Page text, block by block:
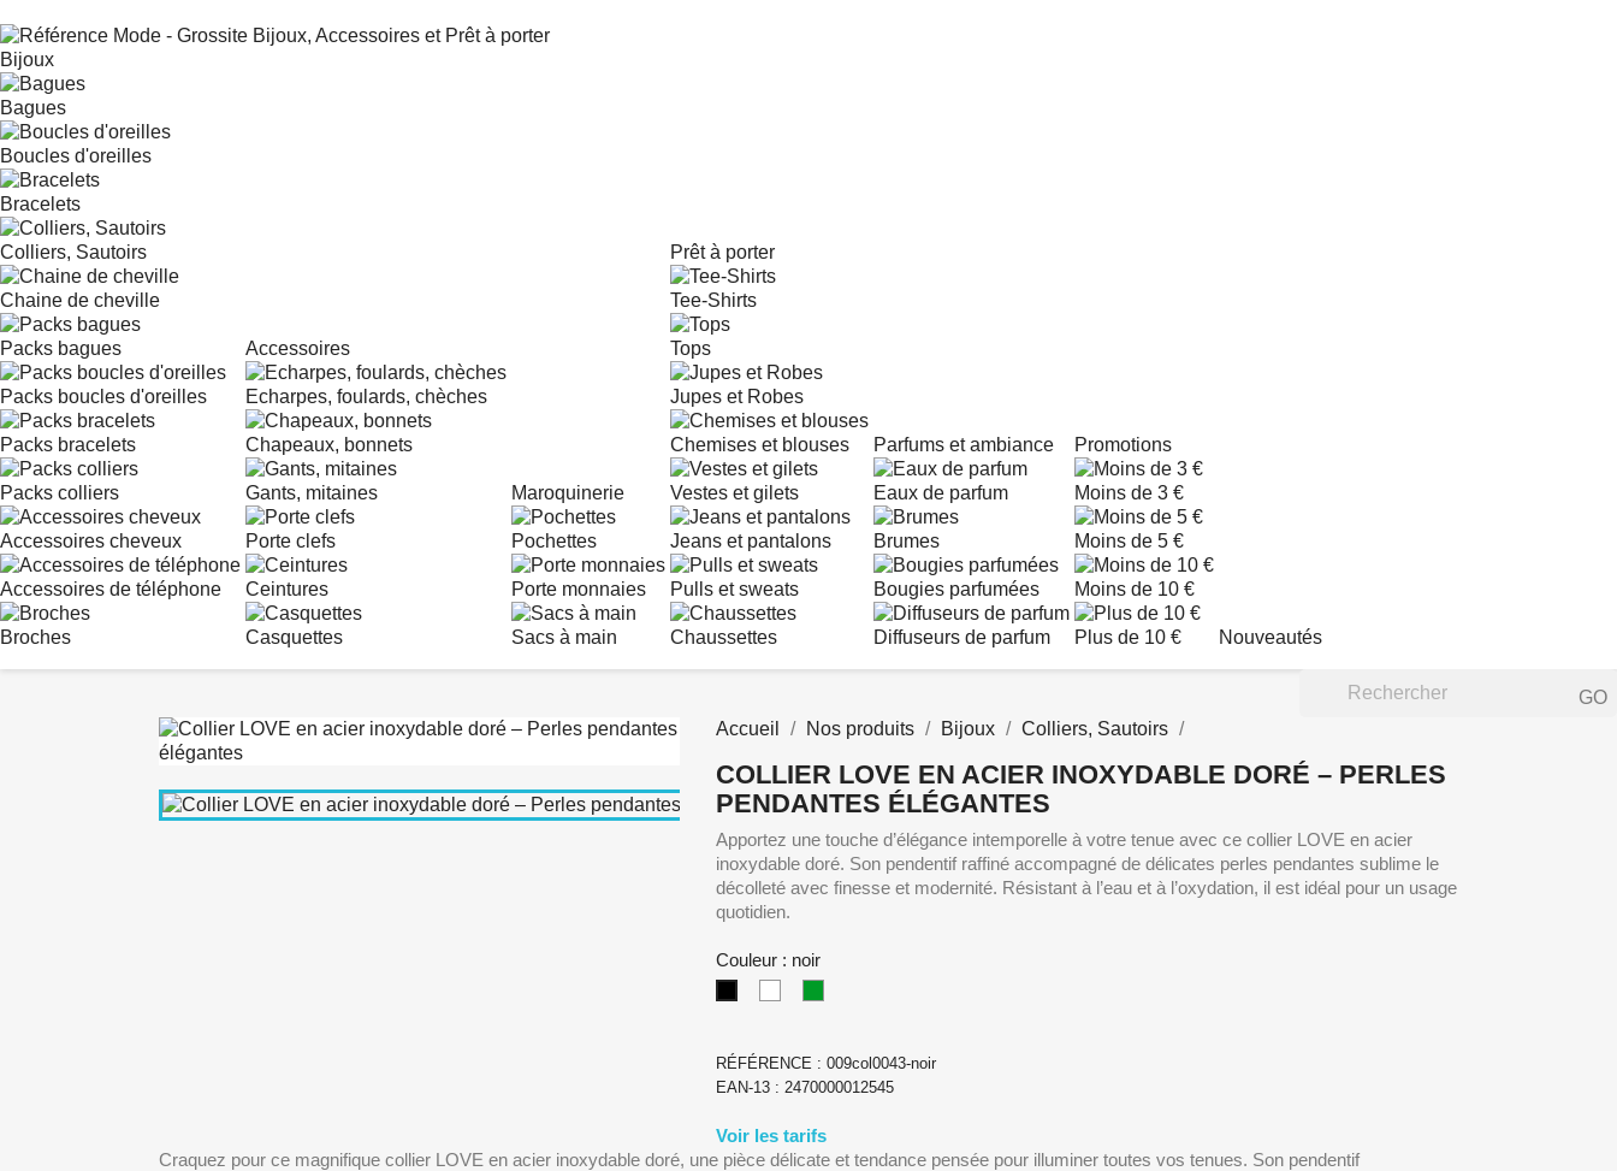
Bijoux
Bagues
Boucles d'oreilles
Bracelets
Colliers, Sautoirs
Chaine de cheville
Packs bagues
Packs boucles d'oreilles
Packs bracelets
Packs colliers
Accessoires cheveux
Accessoires de téléphone
Broches
Accessoires
Echarpes, foulards, chèches
Chapeaux, bonnets
Gants, mitaines
Porte clefs
Ceintures
Casquettes
Maroquinerie
Pochettes
Porte monnaies
Sacs à main
Prêt à porter
Tee-Shirts
Tops
Jupes et Robes
Chemises et blouses
Vestes et gilets
Jeans et pantalons
Pulls et sweats
Chaussettes
Parfums et ambiance
Eaux de parfum
Brumes
Bougies parfumées
Diffuseurs de parfum
Promotions
Moins de 3 €
Moins de 5 €
Moins de 10 €
Plus de 10 € Nouveautés
GO
Accueil
Nos produits Bijoux Colliers, Sautoirs
COLLIER LOVE EN ACIER INOXYDABLE DORÉ – PERLES
PENDANTES ÉLÉGANTES
Apportez une touche d’élégance intemporelle à votre tenue avec ce collier LOVE en acier
inoxydable doré. Son pendentif raffiné accompagné de délicates perles pendantes sublime le
décolleté avec finesse et modernité. Résistant à l’eau et à l’oxydation, il est idéal pour un usage
quotidien.
Couleur : noir
RÉFÉRENCE : 009col0043-noir
EAN-13 : 2470000012545
Voir les tarifs
Craquez pour ce magnifique collier LOVE en acier inoxydable doré, une pièce délicate et tendance pensée pour illuminer toutes vos tenues. Son pendentif